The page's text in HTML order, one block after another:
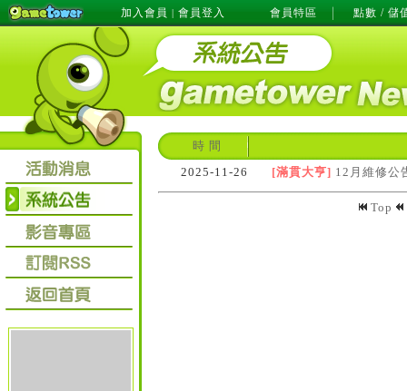
加入會員 | 會員登入 會員特區 點數 / 儲
時 間
2025-11-26
[滿貫大亨] 12月維修公
Top